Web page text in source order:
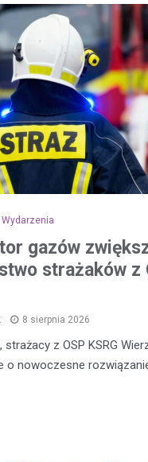
Wydarzenia
gazów
strażaków z
8 sierpnia 2026
z OSP KSRG
o nowoczesne